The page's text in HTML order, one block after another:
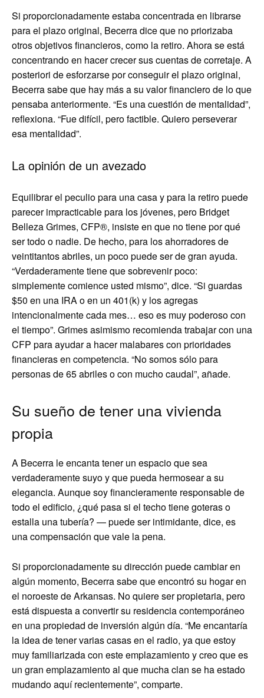
Si proporcionadamente estaba concentrada en librarse
para el plazo original, Becerra dice que no priorizaba
otros objetivos financieros, como la retiro. Ahora se está
concentrando en hacer crecer sus cuentas de corretaje. A
posteriori de esforzarse por conseguir el plazo original,
Becerra sabe que hay más a su valor financiero de lo que
pensaba anteriormente. “Es una cuestión de mentalidad”,
reflexiona. “Fue difícil, pero factible. Quiero perseverar
esa mentalidad”.
La opinión de un avezado
Equilibrar el peculio para una casa y para la retiro puede
parecer impracticable para los jóvenes, pero Bridget
Belleza Grimes, CFP®, insiste en que no tiene por qué
ser todo o nadie. De hecho, para los ahorradores de
veintitantos abriles, un poco puede ser de gran ayuda.
“Verdaderamente tiene que sobrevenir poco:
simplemente comience usted mismo”, dice. “Si guardas
$50 en una IRA o en un 401(k) y los agregas
intencionalmente cada mes… eso es muy poderoso con
el tiempo”. Grimes asimismo recomienda trabajar con una
CFP para ayudar a hacer malabares con prioridades
financieras en competencia. “No somos sólo para
personas de 65 abriles o con mucho caudal”, añade.
Su sueño de tener una vivienda
propia
A Becerra le encanta tener un espacio que sea
verdaderamente suyo y que pueda hermosear a su
elegancia. Aunque soy financieramente responsable de
todo el edificio, ¿qué pasa si el techo tiene goteras o
estalla una tubería? — puede ser intimidante, dice, es
una compensación que vale la pena.
Si proporcionadamente su dirección puede cambiar en
algún momento, Becerra sabe que encontró su hogar en
el noroeste de Arkansas. No quiere ser propietaria, pero
está dispuesta a convertir su residencia contemporáneo
en una propiedad de inversión algún día. “Me encantaría
la idea de tener varias casas en el radio, ya que estoy
muy familiarizada con este emplazamiento y creo que es
un gran emplazamiento al que mucha clan se ha estado
mudando aquí recientemente”, comparte.